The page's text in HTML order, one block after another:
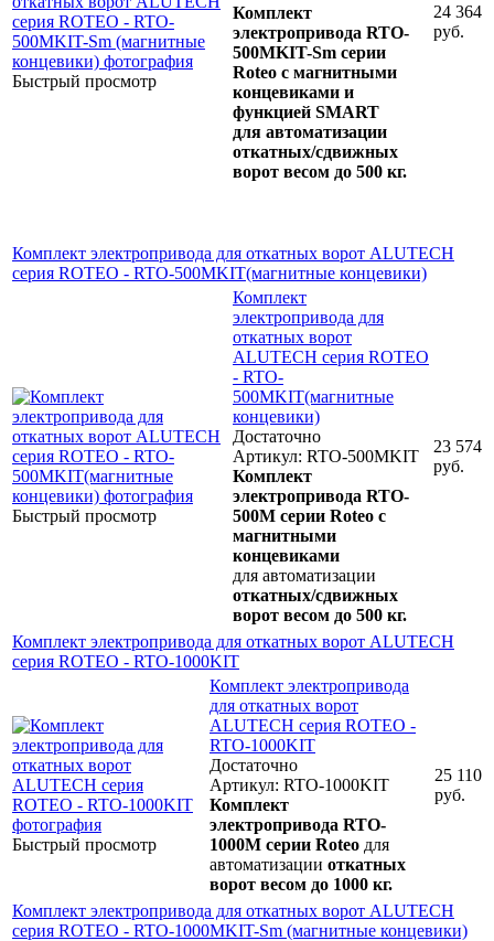
Быстрый просмотр
Комплект
электропривода RTO-
500MKIT-Sm серии
Roteo с магнитными
концевиками и
функцией SMART
для автоматизации
откатных/сдвижных
ворот весом до 500 кг.
24 364
руб.
Комплект электропривода для откатных ворот ALUTECH
серия ROTEO - RTO-500MKIT(магнитные концевики)
Быстрый просмотр
Комплект
электропривода для
откатных ворот
ALUTECH серия ROTEO
- RTO-
500MKIT(магнитные
концевики)
Достаточно
Артикул: RTO-500MKIT
Комплект
электропривода RTO-
500M серии Roteo с
магнитными
концевиками
для автоматизации
откатных/сдвижных
ворот весом до 500 кг.
23 574
руб.
Комплект электропривода для откатных ворот ALUTECH
серия ROTEO - RTO-1000KIT
Быстрый просмотр
Комплект электропривода
для откатных ворот
ALUTECH серия ROTEO -
RTO-1000KIT
Достаточно
Артикул: RTO-1000KIT
Комплект
электропривода RTO-
1000M серии Roteo для
автоматизации откатных
ворот весом до 1000 кг.
25 110
руб.
Комплект электропривода для откатных ворот ALUTECH
серия ROTEO - RTO-1000MKIT-Sm (магнитные концевики)